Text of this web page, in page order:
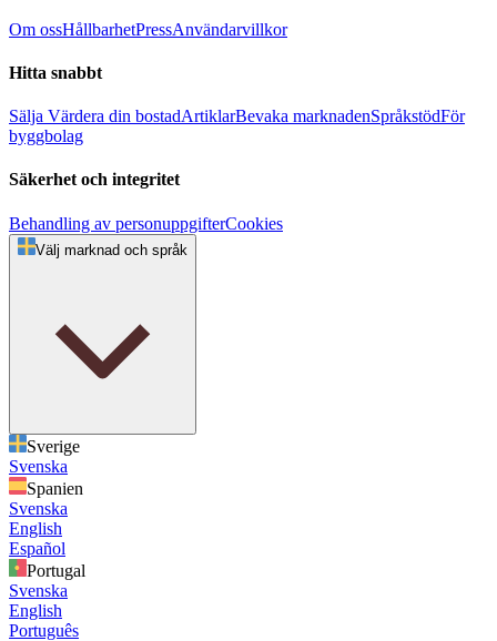
Om ossHållbarhetPressAnvändarvillkor
Hitta snabbt
Sälja Värdera din bostadArtiklarBevaka marknadenSpråkstödFör
byggbolag
Säkerhet och integritet
Behandling av personuppgifterCookies
Välj marknad och språk
Sverige
Svenska
Spanien
Svenska
English
Español
Portugal
Svenska
English
Português